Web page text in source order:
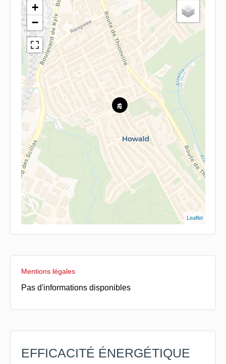
+
−
Leaflet
Mentions légales
Pas d'informations disponibles
EFFICACITÉ ÉNERGÉTIQUE